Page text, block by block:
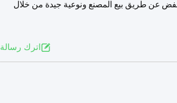
، مقبض باب خزانة خزانة أوروبي ، درج خزانة ملابس 1. السعر المنخفض عن طريق بيع المصنع ونوعية جيدة من خلال
اترك رسالة